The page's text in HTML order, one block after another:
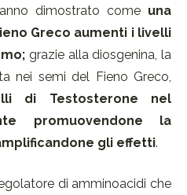
dimostrato come una
Greco aumenti i livelli
grazie alla diosgenina, la
nei semi del Fieno Greco,
di Testosterone nel
promuovendone la
gli effetti.
di amminoacidi che